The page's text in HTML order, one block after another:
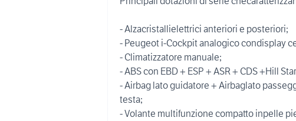
- Alzacristallielettrici anteriori e posteriori;
- Peugeot i-Cockpit analogico condisplay
- Climatizzatore manuale;
- ABS con EBD + ESP + ASR + CDS +Hill
- Airbag lato guidatore + Airbaglato
testa;
- Volante multifunzione compatto inpelle